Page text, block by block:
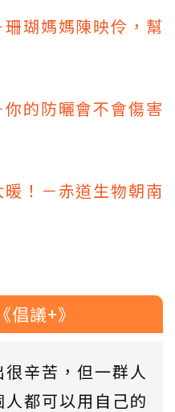
瑚媽媽陳映伶，幫
的防曬會不會傷害
！－赤道生物朝南
議+》
很辛苦，但一群人
都可以用自己的